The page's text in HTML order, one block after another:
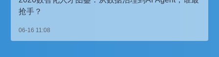
抢手？
06-16 11:08